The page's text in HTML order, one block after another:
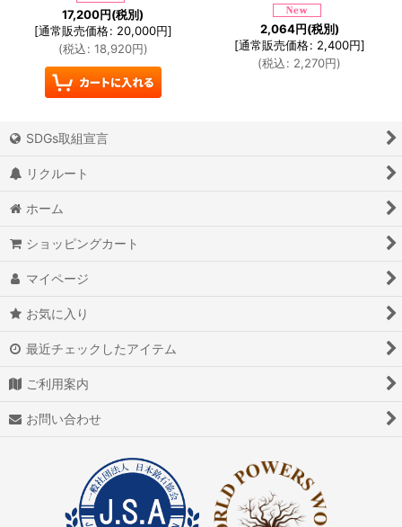
17,200円(税別)
[通常販売価格: 20,000円]
(税込: 18,920円)
2,064円(税別)
[通常販売価格: 2,400円]
(税込: 2,270円)
SDGs取組宣言
リクルート
ホーム
ショッピングカート
マイページ
お気に入り
最近チェックしたアイテム
ご利用案内
お問い合わせ